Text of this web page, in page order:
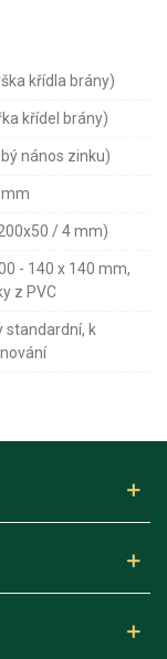
křídla brány)
křídel brány)
nános zinku)
/ 4 mm)
- 140 x 140 mm,
z PVC
standardní, k